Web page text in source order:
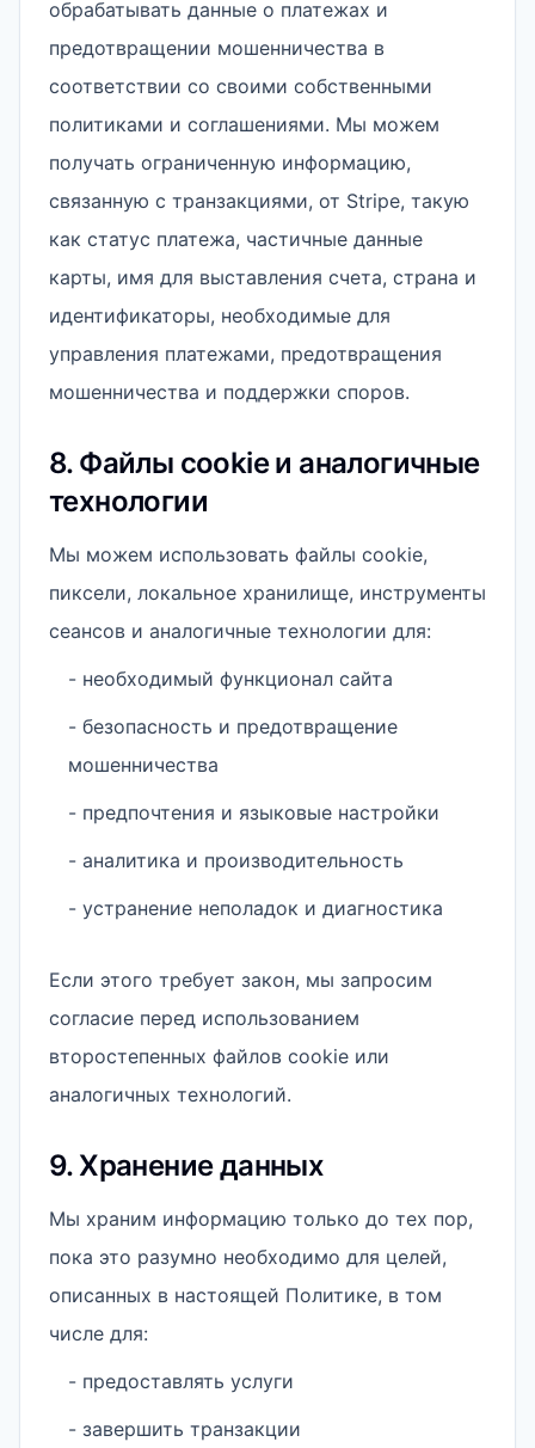
обрабатывать данные о платежах и
предотвращении мошенничества в
соответствии со своими собственными
политиками и соглашениями. Мы можем
получать ограниченную информацию,
связанную с транзакциями, от Stripe, такую ​​
как статус платежа, частичные данные
карты, имя для выставления счета, страна и
идентификаторы, необходимые для
управления платежами, предотвращения
мошенничества и поддержки споров.
8. Файлы cookie и аналогичные
технологии
Мы можем использовать файлы cookie,
пиксели, локальное хранилище, инструменты
сеансов и аналогичные технологии для:
- необходимый функционал сайта
- безопасность и предотвращение
мошенничества
- предпочтения и языковые настройки
- аналитика и производительность
- устранение неполадок и диагностика
Если этого требует закон, мы запросим
согласие перед использованием
второстепенных файлов cookie или
аналогичных технологий.
9. Хранение данных
Мы храним информацию только до тех пор,
пока это разумно необходимо для целей,
описанных в настоящей Политике, в том
числе для:
- предоставлять услуги
- завершить транзакции